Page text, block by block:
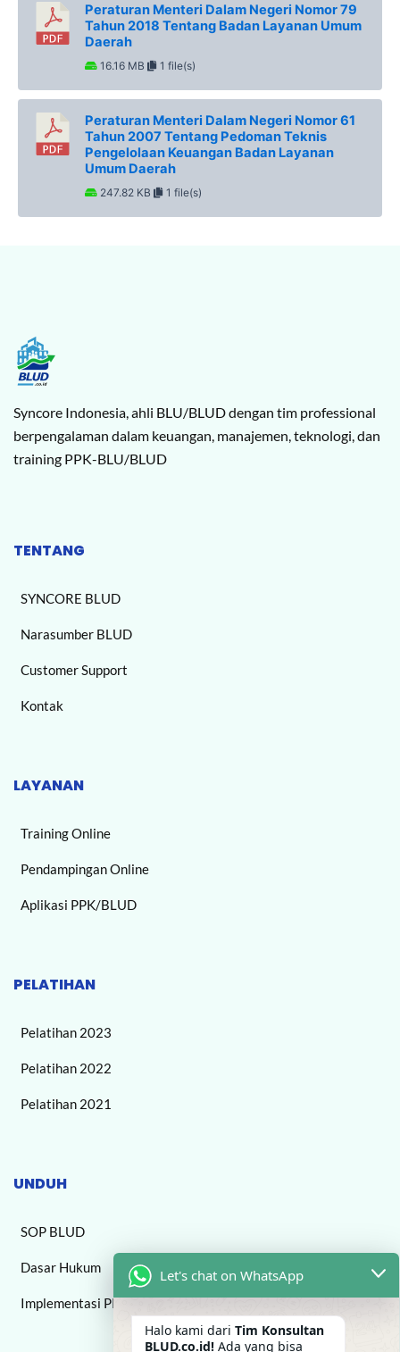
Peraturan Menteri Dalam Negeri Nomor 79
Tahun 2018 Tentang Badan Layanan Umum
Daerah
16.16 MB 1 file(s)
Peraturan Menteri Dalam Negeri Nomor 61
Tahun 2007 Tentang Pedoman Teknis
Pengelolaan Keuangan Badan Layanan
Umum Daerah
247.82 KB 1 file(s)
Syncore Indonesia, ahli BLU/BLUD dengan tim professional
berpengalaman dalam keuangan, manajemen, teknologi, dan
training PPK-BLU/BLUD
TENTANG
SYNCORE BLUD
Narasumber BLUD
Customer Support
Kontak
LAYANAN
Training Online
Pendampingan Online
Aplikasi PPK/BLUD
PELATIHAN
Pelatihan 2023
Pelatihan 2022
Pelatihan 2021
UNDUH
SOP BLUD
Dasar Hukum
Implementasi PPK BLUD
Let's chat on WhatsApp
Halo kami dari Tim Konsultan
BLUD.co.id! Ada yang bisa